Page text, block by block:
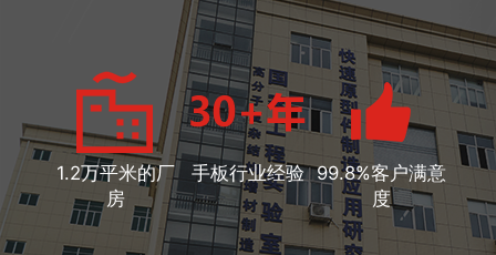
1.2万平米的厂
房
手板行业经验 99.8%客户满意
度